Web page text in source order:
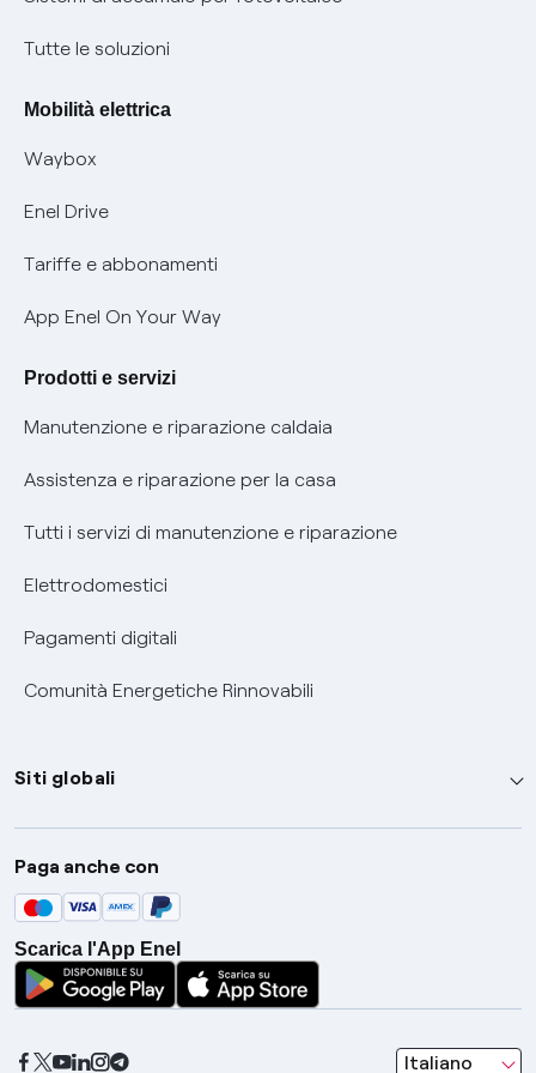
Condizioni generali di contratto prodotti e servizi
Nuove regole europee per la protezione dei dati
Offerte Placet non vulnerabili
Offerta Tutela Vulnerabilità Gas
Mobilità Elettrica
Phishing e truffe online
Verifica chi ti ha chiamato
Informativa RAEE
Tutte le soluzioni
Mobilità elettrica
Waybox
Enel Drive
Tariffe e abbonamenti
App Enel On Your Way
Prodotti e servizi
Manutenzione e riparazione caldaia
Assistenza e riparazione per la casa
Tutti i servizi di manutenzione e riparazione
Elettrodomestici
Pagamenti digitali
Comunità Energetiche Rinnovabili
Siti globali
Enel Group
Enel Green Power
Global Trading
Global Procurement
Gridspertise
Paga anche con
Scarica l'App Enel
Italiano
seleziona una